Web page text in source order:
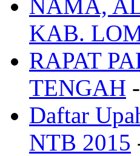
NAMA,
KAB.
RAPAT
TENGAH
Daftar
NTB 2015